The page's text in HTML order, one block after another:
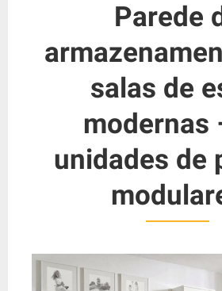
Parede
salas de
modernas
unidades de